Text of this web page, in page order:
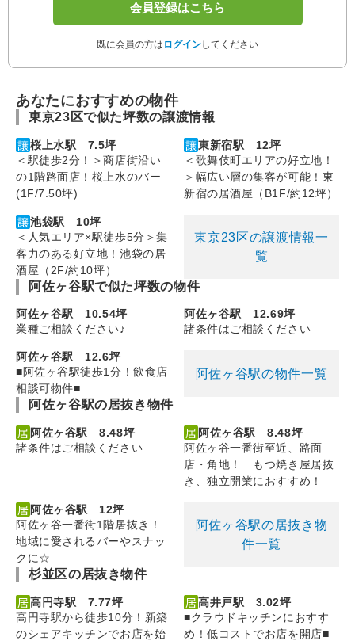
会員登録はこちら
既に会員の方は ログインしてください
あなたにおすすめの物件
東京23区で似た坪数の譲渡情報
桜上水駅 7.5坪
＜駅徒歩2分！＞商店街沿い
の1階路面店！桜上水のバー
(1F/7.50坪)
東新宿駅 12坪
＜歌舞伎町エリアの好立地！
＞幅広い層の集客が可能！東
新宿の居酒屋（B1F/約12坪）
池袋駅 10坪
＜人気エリア×駅徒歩5分＞集
客力のある好立地！池袋の居
酒屋（2F/約10坪）
東京23区の譲渡情報一
覧
阿佐ヶ谷駅で似た坪数の物件
阿佐ヶ谷駅 10.54坪
業種ご相談ください♪
阿佐ヶ谷駅 12.69坪
諸条件はご相談ください
阿佐ヶ谷駅 12.6坪
■阿佐ヶ谷駅徒歩1分！飲食店
相談可物件■
阿佐ヶ谷駅の物件一覧
阿佐ヶ谷駅の居抜き物件
阿佐ヶ谷駅 8.48坪
諸条件はご相談ください
阿佐ヶ谷駅 8.48坪
阿佐ヶ谷一番街至近、路面
店・角地！ もつ焼き屋居抜
き、独立開業におすすめ！
阿佐ヶ谷駅 12坪
阿佐ヶ谷一番街1階居抜き！
地域に愛されるバーやスナッ
クに☆
阿佐ヶ谷駅の居抜き物
件一覧
杉並区の居抜き物件
高円寺駅 7.77坪
高円寺駅から徒歩10分！新築
のシェアキッチンでお店を始
高井戸駅 3.02坪
■クラウドキッチンにおすす
め！低コストでお店を開店■